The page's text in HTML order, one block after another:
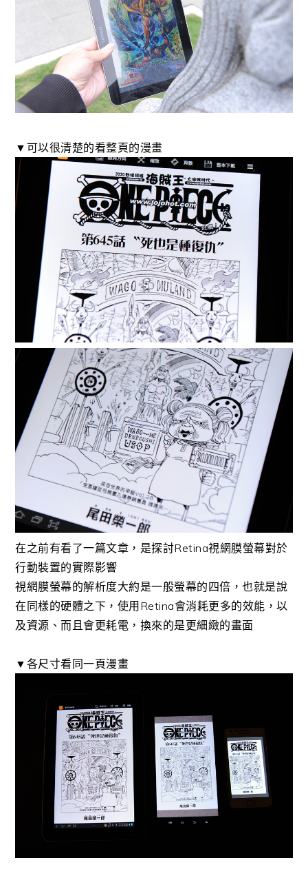
▼可以很清楚的看整頁的漫畫
在之前有看了一篇文章，是探討Retina視網膜螢幕對於
行動裝置的實際影響
視網膜螢幕的解析度大約是一般螢幕的四倍，也就是說
在同樣的硬體之下，使用Retina會消耗更多的效能，以
及資源、而且會更耗電，換來的是更細緻的畫面
▼各尺寸看同一頁漫畫